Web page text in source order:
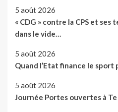
5 août 2026
« CDG » contre la CPS et
dans le vide…
5 août 2026
Quand l’Etat finance le sport
5 août 2026
Journée Portes ouvertes à